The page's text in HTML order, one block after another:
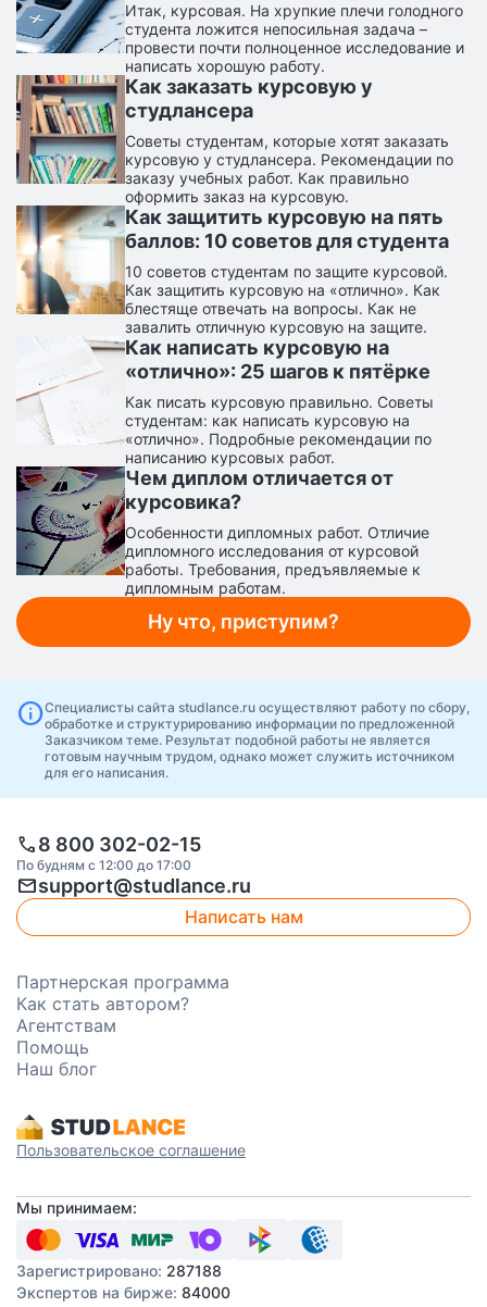
Итак, курсовая. На хрупкие плечи голодного
студента ложится непосильная задача –
провести почти полноценное исследование и
написать хорошую работу.
Как заказать курсовую у
студлансера
Советы студентам, которые хотят заказать
курсовую у студлансера. Рекомендации по
заказу учебных работ. Как правильно
оформить заказ на курсовую.
Как защитить курсовую на пять
баллов: 10 советов для студента
10 советов студентам по защите курсовой.
Как защитить курсовую на «отлично». Как
блестяще отвечать на вопросы. Как не
завалить отличную курсовую на защите.
Как написать курсовую на
«отлично»: 25 шагов к пятёрке
Как писать курсовую правильно. Советы
студентам: как написать курсовую на
«отлично». Подробные рекомендации по
написанию курсовых работ.
Чем диплом отличается от
курсовика?
Особенности дипломных работ. Отличие
дипломного исследования от курсовой
работы. Требования, предъявляемые к
дипломным работам.
Ну что, приступим?
infoСпециалисты сайта studlance.ru осуществляют работу по сбору,
обработке и структурированию информации по предложенной
Заказчиком теме. Результат подобной работы не является
готовым научным трудом, однако может служить источником
для его написания.
call8 800 302-02-15
По будням с 12:00 до 17:00
mailsupport@studlance.ru
Написать нам
Партнерская программа
Как стать автором?
Агентствам
Помощь
Наш блог
Пользовательское соглашение
Мы принимаем:
Зарегистрировано: 287188
Экспертов на бирже: 84000